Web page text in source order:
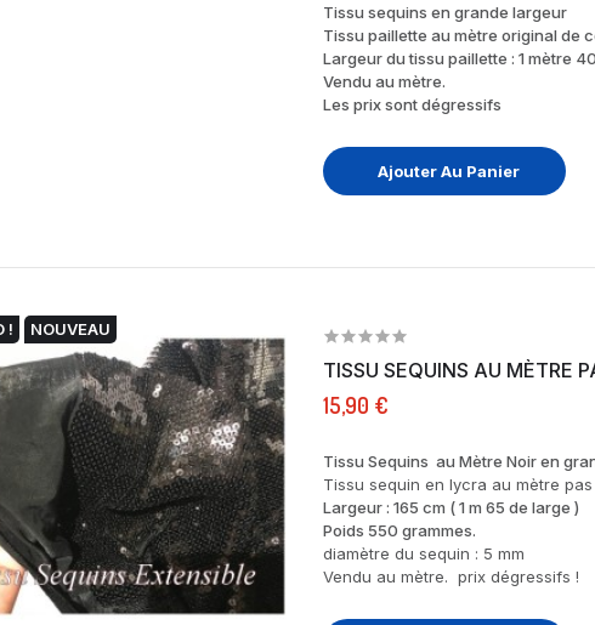
Tissu sequins en grande largeur
Tissu paillette au mètre original de
Largeur du tissu paillette : 1 mètre
Vendu au mètre.
Les prix sont dégressifs
Ajouter Au Panier
! NOUVEAU
TISSU SEQUINS AU MÈTRE
15,90 €
Tissu Sequins au Mètre Noir en
Tissu sequin en lycra au mètre
Largeur : 165 cm ( 1 m 65 de large )
Poids 550 grammes.
diamètre du sequin : 5 mm
Vendu au mètre. prix dégressifs !